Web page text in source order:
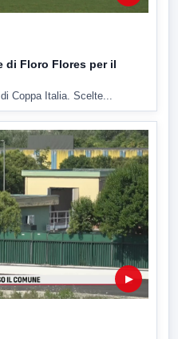
di Floro Flores per il
Coppa Italia. Scelte...
▶